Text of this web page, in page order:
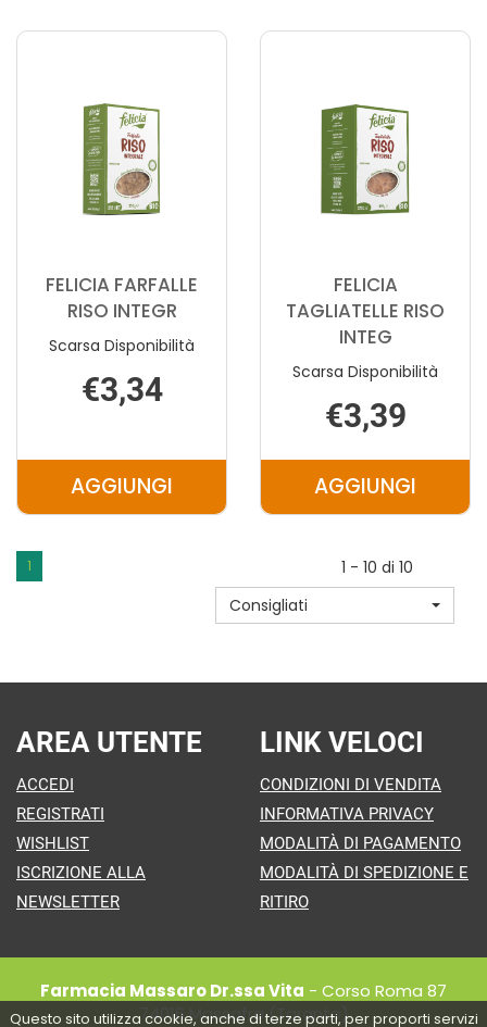
Questo sito utilizza cookie, anche di terze parti, per proporti servizi
SARACENO
SARACENO
FELICIA FARFALLE
RISO INTEGR
Scarsa Disponibilità
€3,34
AGGIUNGIAGGIUNGI FELICIA
INTEGR AL
CARRELLO
FELICIA
TAGLIATELLE RISO
INTEG
Scarsa Disponibilità
€3,39
AGGIUNGIAGGIUNGI
RISO
INTEG AL
CARRELLO
1
1 - 10 di 10
Consigliati
AREA UTENTE
ACCEDI
REGISTRATI
WISHLIST
ISCRIZIONE ALLA
NEWSLETTER
LINK VELOCI
CONDIZIONI DI VENDITA
INFORMATIVA PRIVACY
MODALITÀ DI PAGAMENTO
MODALITÀ DI SPEDIZIONE E
RITIRO
Farmacia Massaro Dr.ssa Vita - Corso Roma 87
74016 Massafra (Taranto)